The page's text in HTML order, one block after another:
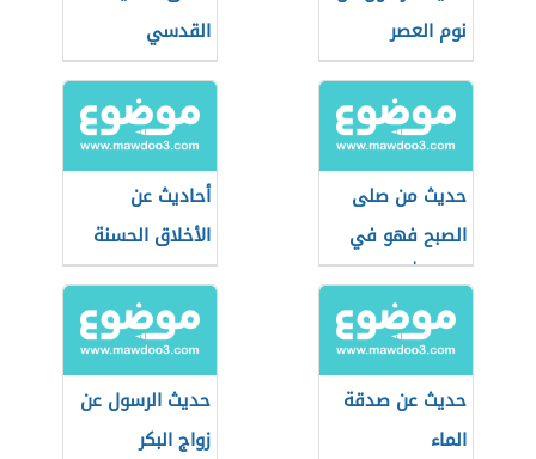
نوم العصر
القدسي
حديث من صلى
الصبح فهو في
ذمة الله
أحاديث عن
الأخلاق الحسنة
حديث عن صدقة
الماء
حديث الرسول عن
زواج البكر